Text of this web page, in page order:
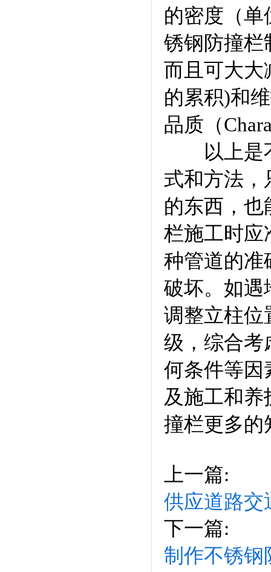
的密度（单
锈钢防撞栏
而且可大大
的累积)和
品质（
以上是不
式和方法，
的东西，
栏施工时应
种管道的准
破坏。如遇
调整立柱位
级，综合考
何条件等因
及施工和
撞栏更多的
上一篇:
供应道路交
下一篇:
制作不锈钢